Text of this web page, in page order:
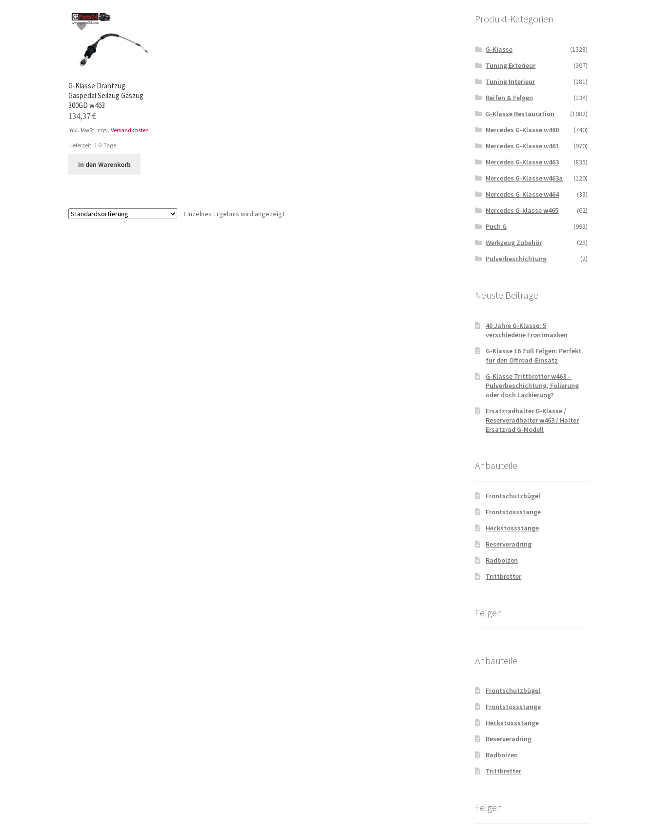
TOP-Seller: G-Klasse Trittbretter schwarz für den w463
Impressum
G-Klasse Drahtzug
Gaspedal Seilzug Gaszug
300GD w463
134,37€
inkl. MwSt. zzgl.Versandkosten
Lieferzeit: 1-3 Tage
In den Warenkorb
Einzelnes Ergebnis wird angezeigt
Produkt-Kategorien
G-Klasse
(1328)
Tuning Exterieur
(307)
Tuning Interieur
(181)
Reifen & Felgen
(134)
G-Klasse Restauration
(1082)
Mercedes G-Klasse w460
(740)
Mercedes G-Klasse w461
(970)
Mercedes G-Klasse w463
(835)
Mercedes G-Klasse w463a
(120)
Mercedes G-Klasse w464
(33)
Mercedes G-klasse w465
(62)
Puch G
(993)
Werkzeug Zubehör
(25)
Pulverbeschichtung
(2)
Neuste Beitrage
40 Jahre G-Klasse: 5
verschiedene Frontmasken
G-Klasse 16 Zoll Felgen: Perfekt
für den Offroad-Einsatz
G-Klasse Trittbretter w463 –
Pulverbeschichtung, Folierung
oder doch Lackierung?
Ersatzradhalter G-Klasse /
Reserveradhalter w463 / Halter
Ersatzrad G-Modell
Anbauteile
Frontschutzbügel
Frontstossstange
Heckstossstange
Reserveradring
Radbolzen
Trittbretter
Felgen
Anbauteile
Frontschutzbügel
Frontstossstange
Heckstossstange
Reserveradring
Radbolzen
Trittbretter
Felgen